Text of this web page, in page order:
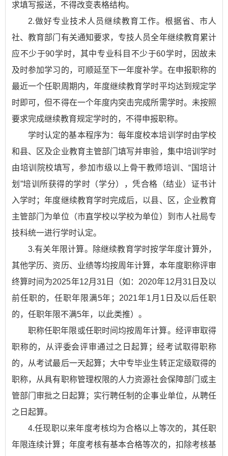
求填写报送，不得改变表格结构。
2.做好专业技术人员继续教育工作。根据省、市人
社、教育部门有关通知要求，专技人员全年继续教育累计
应不少于90学时，其中专业科目不少于60学时，因故未
及时参加学习的，可顺延至下一年度补学。在申报职称的
最近一个任职周期内，年度继续教育学时平均达到规定学
时即可，但不得在一个年度内突击完成所需学时。未按照
要求完成继续教育规定学时的，不得申报职称。
学时认定的基本程序为：每年度校本培训学时由学校
和县、区及企业教育主管部门填写并审验，集中培训学时
由培训院校填写，参加市级以上骨干教师培训、“国培计
划”培训所获得的学时（学分），凭合格（结业）证书计
入学时；年度继续教育学时完成后，以县、区，企业教育
主管部门为单位（市直学校以学校为单位）到市人社局专
技科统一进行学时认定。
3.有关年限计算。除继续教育学时按学年度计算外，
其他学历、资历、业绩等均按周年计算，本年度职称评审
终算时间为2025年12月31日（如：2020年12月31日及以
前任职的，任职年限满5年；2021年1月1日及以后任职
的，任职年限不满5年，以此类推）。
职称任职年限或任职时间均按周年计算。经评审取得
职称的，从评委会评审通过之日起算；经考试取得职称
的，从考试最后一天起算；大中专毕业生转正定级取得的
职称，从具有职称管理权限的人力资源社会保障部门或主
管部门审批之日起算；实行聘任制的企事业单位，从聘任
之日起算。
4.任现职以来年度考核均为合格以上等次的，其任职
年限连续计算；年度考核有基本合格等次的，扣除考核基